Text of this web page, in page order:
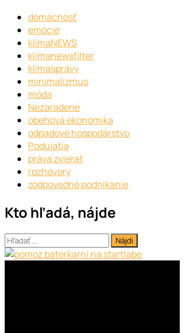
domácnosť
emócie
klimaNEWS
klimanewsfilter
klimasprávy
minimalizmus
móda
Nezaradené
obehová ekonomika
odpadové hospodárstvo
Podujatia
práva zvierat
rozhovory
zodpovedné podnikanie
Kto hľadá, nájde
Hľadať: